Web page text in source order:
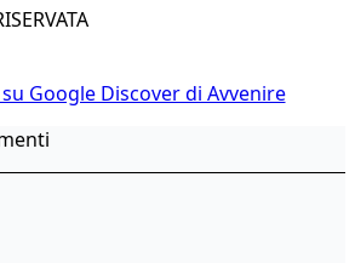
Google Discover di Avvenire